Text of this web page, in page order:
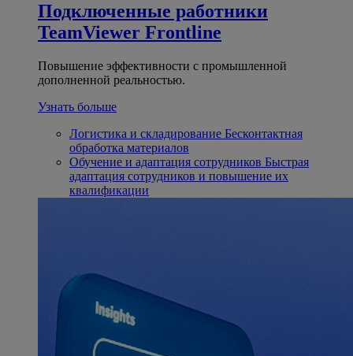
Подключенные работники
TeamViewer Frontline
Повышение эффективности с промышленной
дополненной реальностью.
Узнать больше
Логистика и складирование Бесконтактная
обработка материалов
Обучение и адаптация сотрудников Быстрая
адаптация сотрудников и повышение их
квалификации